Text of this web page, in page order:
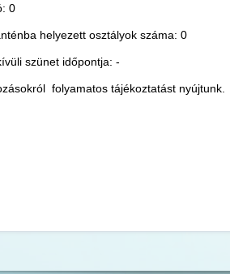
0
helyezett osztályok száma: 0
szünet időpontja: -
folyamatos tájékoztatást nyújtunk.